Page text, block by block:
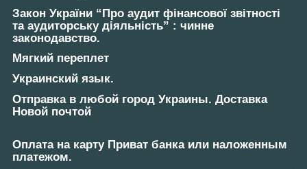
Закон України “Про аудит фінансової звітності
та аудиторську діяльність” : чинне
законодавство.
Мягкий переплет
Украинский язык.
Отправка в любой город Украины. Доставка
Новой почтой
Оплата на карту Приват банка или наложенным
платежом.